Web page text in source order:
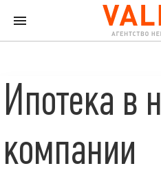
Ипотека в
компании